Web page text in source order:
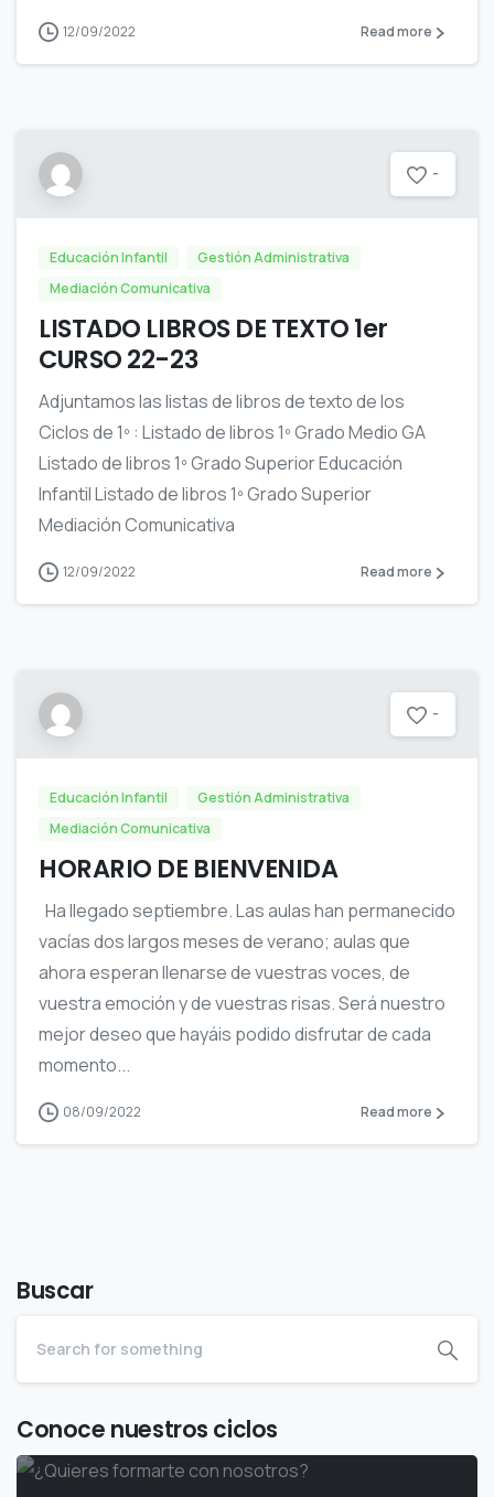
12/09/2022 Read more
-
Educación Infantil
Gestión Administrativa
Mediación Comunicativa
LISTADO LIBROS DE TEXTO 1er
CURSO 22-23
Adjuntamos las listas de libros de texto de los
Ciclos de 1º : Listado de libros 1º Grado Medio GA
Listado de libros 1º Grado Superior Educación
Infantil Listado de libros 1º Grado Superior
Mediación Comunicativa
12/09/2022 Read more
-
Educación Infantil
Gestión Administrativa
Mediación Comunicativa
HORARIO DE BIENVENIDA
Ha llegado septiembre. Las aulas han permanecido
vacías dos largos meses de verano; aulas que
ahora esperan llenarse de vuestras voces, de
vuestra emoción y de vuestras risas. Será nuestro
mejor deseo que hayáis podido disfrutar de cada
momento...
08/09/2022 Read more
Buscar
Conoce nuestros ciclos